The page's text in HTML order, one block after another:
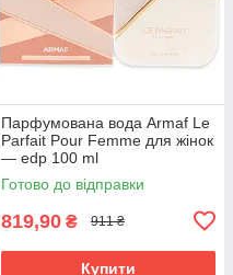
Парфумована вода Armaf Le
Parfait Pour Femme для жінок
— edp 100 ml
Готово до відправки
819,90 ₴ 911 ₴
Купити